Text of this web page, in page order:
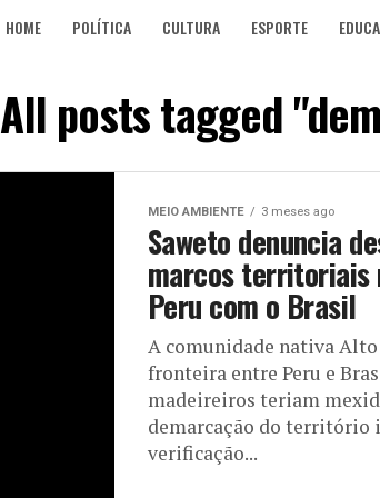
HOME POLÍTICA CULTURA ESPORTE
All posts tagged
MEIO AMBIENTE 3 meses ago
Saweto denuncia
marcos territoriais
Peru com o Brasil
A comunidade nativa
fronteira entre Peru e
madeireiros teriam
demarcação do território
verificação...